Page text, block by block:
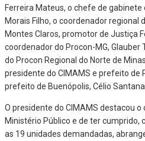
Ferreira Mateus, o chefe de gabinete
Morais Filho, o coordenador regional
Montes Claros, promotor de Justiça
coordenador do Procon-MG, Glauber
do Procon Regional do Norte de
presidente do CIMAMS e prefeito de
prefeito de Buenópolis, Célio Santana.
O presidente do CIMAMS destacou
Ministério Público e de ter cumprido,
as 19 unidades demandadas,